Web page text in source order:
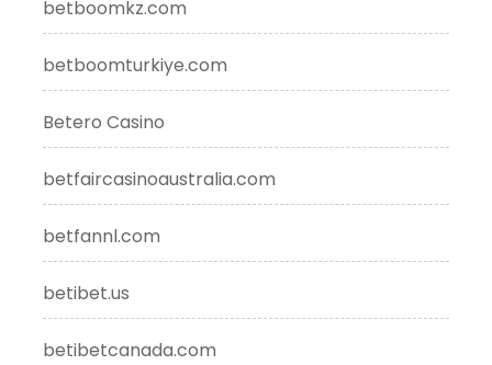
betboomkz.com
betboomturkiye.com
Betero Casino
betfaircasinoaustralia.com
betfannl.com
betibet.us
betibetcanada.com